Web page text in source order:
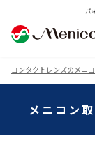
パ
コンタクトレンズのメニ
メニコン